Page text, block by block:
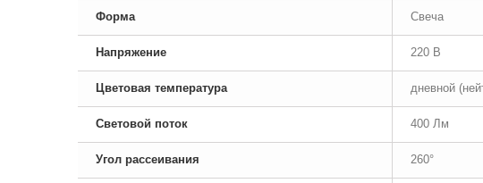
Форма Свеча
Напряжение 220 В
Цветовая температура дневной
Световой поток 400 Лм
Угол рассеивания 260°